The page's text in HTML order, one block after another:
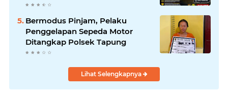
Sisir Sungai Kampar
Bermodus Pinjam, Pelaku
Penggelapan Sepeda Motor
Ditangkap Polsek Tapung
Lihat Selengkapnya